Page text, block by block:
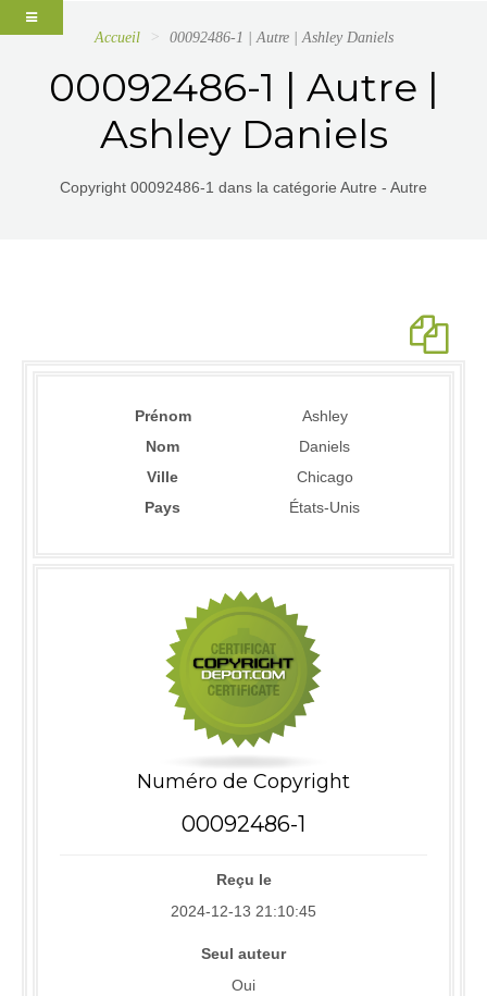
Accueil 00092486-1 | Autre | Ashley Daniels
00092486-1 | Autre |
Ashley Daniels
Copyright 00092486-1 dans la catégorie Autre - Autre
Prénom
Ashley
Nom
Daniels
Ville
Chicago
Pays
États-Unis
Numéro de Copyright
00092486-1
Reçu le
2024-12-13 21:10:45
Seul auteur
Oui